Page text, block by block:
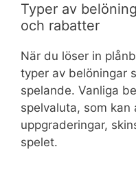
Typer av
och rabatter
När du löser in
typer av belöningar
spelande. Vanliga
spelvaluta, som
uppgraderingar,
spelet.